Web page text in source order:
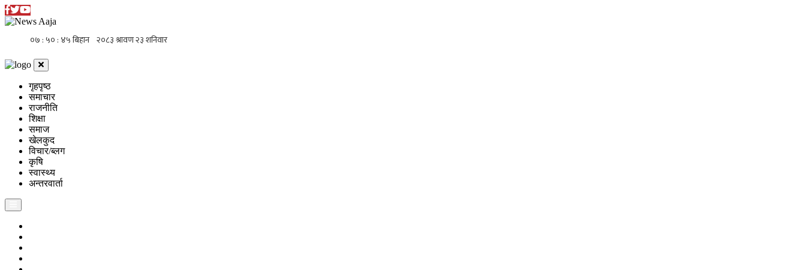
गृहपृष्ठ
समाचार
राजनीति
शिक्षा
समाज
खेलकुद
विचार/ब्लग
कृषि
स्वास्थ्य
अन्तरवार्ता